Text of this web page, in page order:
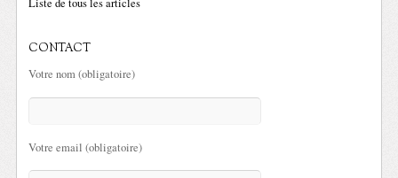
Liste de tous les articles
CONTACT
Votre nom (obligatoire)
Votre email (obligatoire)